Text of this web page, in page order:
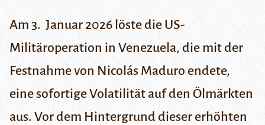
Am 3. Januar 2026 löste die US-
Militäroperation in Venezuela, die mit der
Festnahme von Nicolás Maduro endete,
eine sofortige Volatilität auf den Ölmärkten
aus. Vor dem Hintergrund dieser erhöhten